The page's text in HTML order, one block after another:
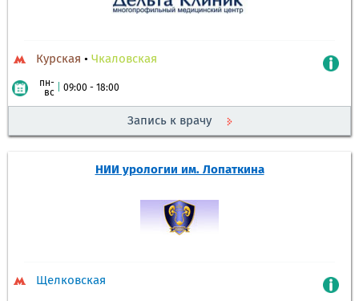
Курская • Чкаловская
пн-
вс
09:00 - 18:00
Запись к врачу
НИИ урологии им. Лопаткина
Щелковская